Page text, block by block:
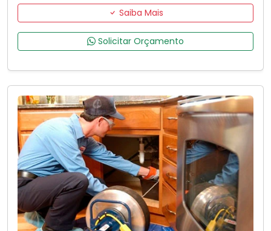
Saiba Mais
Solicitar Orçamento